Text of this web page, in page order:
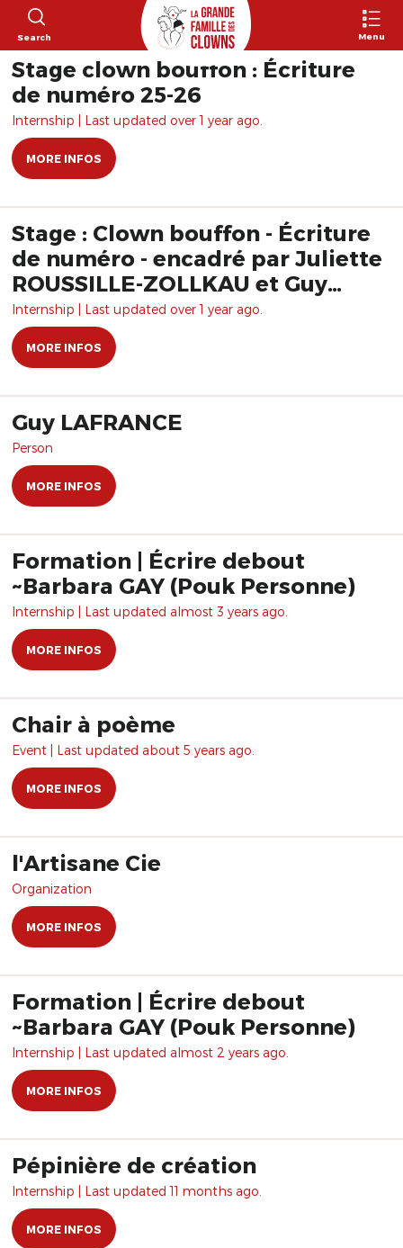
Search Menu
Stage clown bouffon : Écriture
de numéro 25-26
Internship | Last updated over 1 year ago.
MORE INFOS
Stage : Clown bouffon - Écriture
de numéro - encadré par Juliette
ROUSSILLE-ZOLLKAU et Guy
ZOLLKAU
Internship | Last updated over 1 year ago.
MORE INFOS
Guy LAFRANCE
Person
MORE INFOS
Formation | Écrire debout
~Barbara GAY (Pouk Personne)
Internship | Last updated almost 3 years ago.
MORE INFOS
Chair à poème
Event | Last updated about 5 years ago.
MORE INFOS
l'Artisane Cie
Organization
MORE INFOS
Formation | Écrire debout
~Barbara GAY (Pouk Personne)
Internship | Last updated almost 2 years ago.
MORE INFOS
Pépinière de création
Internship | Last updated 11 months ago.
MORE INFOS